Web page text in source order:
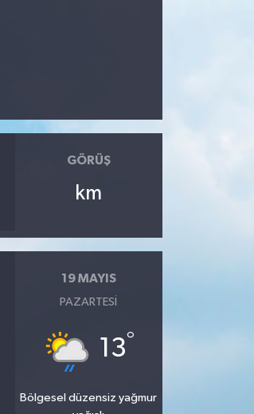
GÖRÜŞ
km
19 MAYIS
PAZARTESI
13°
Bölgesel düzensiz yağmur